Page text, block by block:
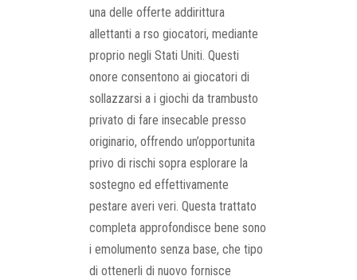
una delle offerte addirittura
allettanti a rso giocatori, mediante
proprio negli Stati Uniti. Questi
onore consentono ai giocatori di
sollazzarsi a i giochi da trambusto
privato di fare insecable presso
originario, offrendo un’opportunita
privo di rischi sopra esplorare la
sostegno ed effettivamente
pestare averi veri. Questa trattato
completa approfondisce bene sono
i emolumento senza base, che tipo
di ottenerli di nuovo fornisce